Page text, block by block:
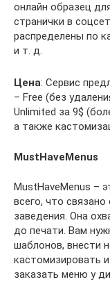
онлайн образец
странички в
распределены по
и т. д.
Цена: Сервис
– Free (без
Unlimited за 9$
а также
MustHaveMenus
MustHaveMenus –
всего, что
заведения. Она
до печати. Вам
шаблонов, внести
кастомизировать
заказать меню у